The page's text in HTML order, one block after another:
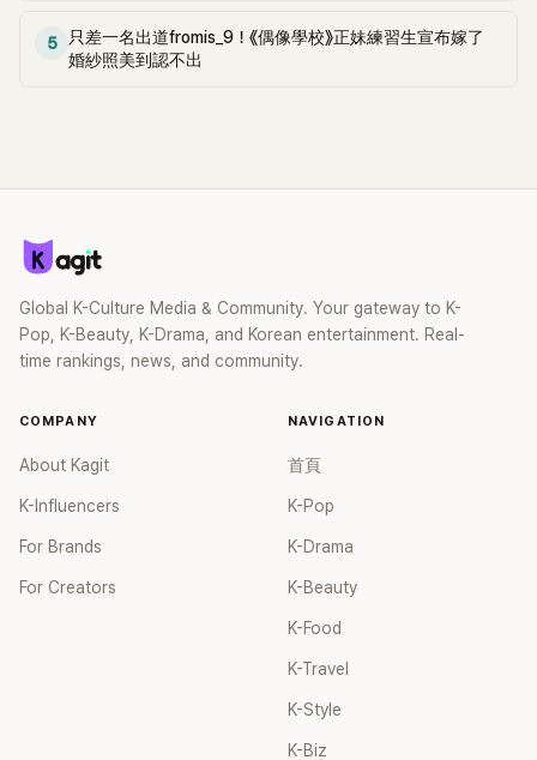
好意思拿出卡來吧」引起現場一陣大笑。
5
只差一名出道fromis_9！《偶像學校》正妹練習生宣布嫁了
婚紗照美到認不出
Global K-Culture Media & Community. Your gateway to K-
Pop, K-Beauty, K-Drama, and Korean entertainment. Real-
time rankings, news, and community.
COMPANY
About Kagit
K-Influencers
For Brands
For Creators
NAVIGATION
首頁
K-Pop
K-Drama
K-Beauty
K-Food
K-Travel
K-Style
K-Biz